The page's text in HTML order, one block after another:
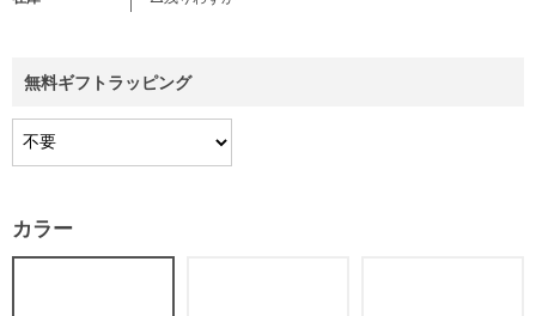
無料ギフトラッピング
カラー